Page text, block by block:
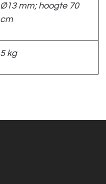
Ø13 mm; hoogte 70
cm
5 kg